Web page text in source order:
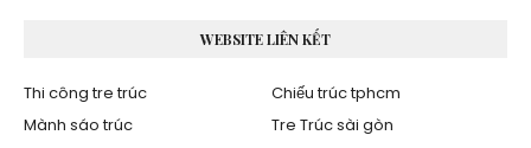
WEBSITE LIÊN KẾT
Thi công tre trúc
Chiếu trúc tphcm
Mành sáo trúc
Tre Trúc sài gòn